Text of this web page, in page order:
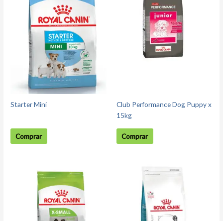
Starter Mini
Comprar
Club Performance Dog Puppy x
15kg
Comprar